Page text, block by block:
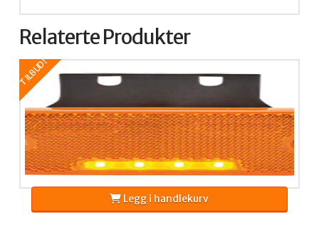
Relaterte Produkter
TILBUD!
Legg i handlekurv